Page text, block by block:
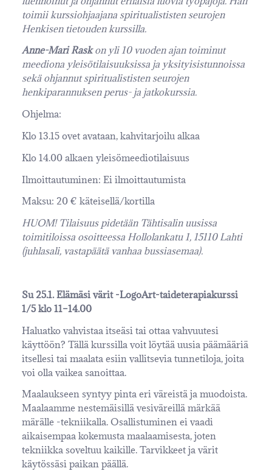
toimii kurssiohjaajana spiritualististen seurojen
Henkisen tietouden kurssilla.
Anne-Mari Raskon yli 10 vuoden ajan toiminut
meediona yleisötilaisuuksissa ja yksityisistunnoissa
sekä ohjannut spiritualististen seurojen
henkiparannuksen perus- ja jatkokurssia.
Ohjelma:
Klo 13.15 ovet avataan, kahvitarjoilu alkaa
Klo 14.00 alkaen yleisömeediotilaisuus
Ilmoittautuminen: Ei ilmoittautumista
Maksu: 20 € käteisellä/kortilla
HUOM! Tilaisuus pidetään Tähtisalin uusissa
toimitiloissa osoitteessa Hollolankatu 1, 15110 Lahti
(juhlasali, vastapäätä vanhaa bussiasemaa).
Su 25.1. Elämäsi värit -LogoArt-taideterapiakurssi
1/5 klo 11–14.00
Haluatko vahvistaa itseäsi tai ottaa vahvuutesi
käyttöön? Tällä kurssilla voit löytää uusia päämääriä
itsellesi tai maalata esiin vallitsevia tunnetiloja, joita
voi olla vaikea sanoittaa.
Maalaukseen syntyy pinta eri väreistä ja muodoista.
Maalaamme nestemäisillä vesiväreillä märkää
märälle -tekniikalla. Osallistuminen ei vaadi
aikaisempaa kokemusta maalaamisesta, joten
tekniikka soveltuu kaikille. Tarvikkeet ja värit
käytössäsi paikan päällä.